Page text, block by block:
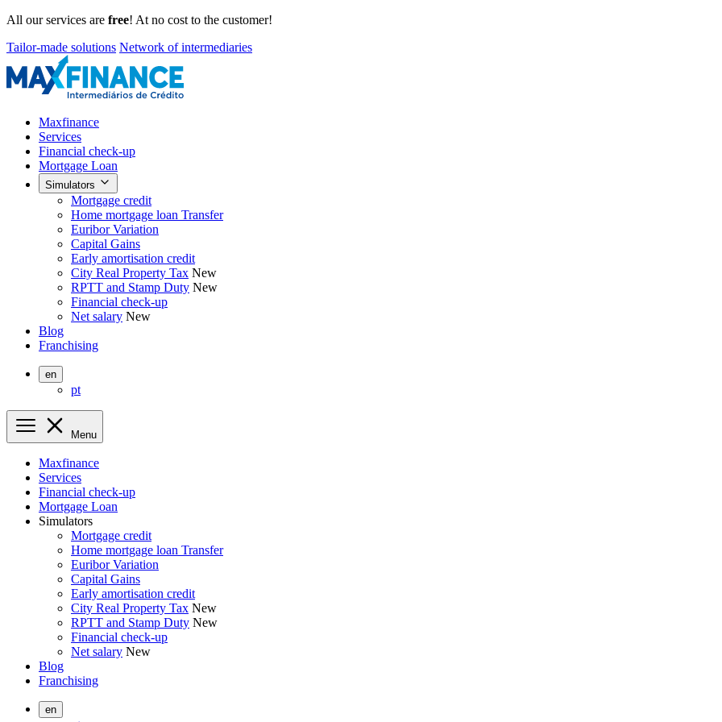
All our services are free! At no cost to the customer!
Tailor-made solutions Network of intermediaries
Maxfinance
Services
Financial check-up
Mortgage Loan
Simulators
Mortgage credit
Home mortgage loan Transfer
Euribor Variation
Capital Gains
Early amortisation credit
City Real Property Tax New
RPTT and Stamp Duty New
Financial check-up
Net salary New
Blog
Franchising
en
pt
Menu
Maxfinance
Services
Financial check-up
Mortgage Loan
Simulators
Mortgage credit
Home mortgage loan Transfer
Euribor Variation
Capital Gains
Early amortisation credit
City Real Property Tax New
RPTT and Stamp Duty New
Financial check-up
Net salary New
Blog
Franchising
en